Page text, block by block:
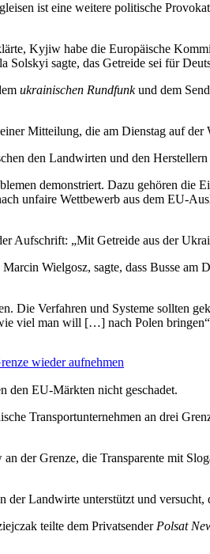
ist eine weitere politische
Kyjiw habe die Europäische
sagte, das Getreide sei für
ukrainischen Rundfunkund dem
Mitteilung, die am Dienstag auf
den Landwirten und den
demonstriert. Dazu gehören
unfaire Wettbewerb aus dem EU-
Aufschrift: „Mit Getreide aus der
Wielgosz, sagte, dass Busse
Die Verfahren und Systeme sollten
viel man will […] nach Polen
wieder aufnehmen
den EU-Märkten nicht geschadet.
Transportunternehmen an drei
der Grenze, die Transparente mit
der Landwirte unterstützt und
teilte dem Privatsender Polsat